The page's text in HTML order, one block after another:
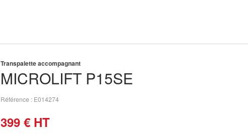
MICROLIFT P15SE
Transpalette accompagnant
Référence E014274
399 € HT